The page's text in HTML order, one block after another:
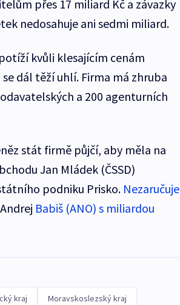
přes 17 miliard Kč a závazky
nedosahuje ani sedmi miliard.
kvůli klesajícím cenám
dál těží uhlí. Firma má zhruba
a 200 agenturních
stát firmě půjčí, aby měla na
Jan Mládek (ČSSD)
podniku Prisko. Nezaručuje
Babiš (ANO) s miliardou
kraj Moravskoslezský kraj